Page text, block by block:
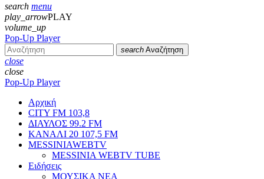
search menu
play_arrowPLAY
volume_up
Pop-Up Player
search Αναζήτηση
close
close
Pop-Up Player
Αρχική
CITY FM 103,8
ΔΙΑΥΛΟΣ 99.2 FM
ΚΑΝΑΛΙ 20 107,5 FM
MESSINIAWEBTV
MESSINIA WEBTV TUBE
Eιδήσεις
ΜΟΥΣΙΚΑ ΝΕΑ